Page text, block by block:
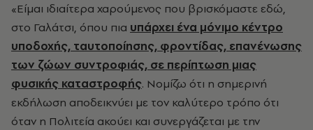
«Είμαι ιδιαίτερα χαρούμενος που βρισκόμαστε εδώ,
στο Γαλάτσι, όπου πια υπάρχει ένα μόνιμο κέντρο
υποδοχής, ταυτοποίησης, φροντίδας, επανένωσης
των ζώων συντροφιάς, σε περίπτωση μιας
φυσικής καταστροφής. Νομίζω ότι η σημερινή
εκδήλωση αποδεικνύει με τον καλύτερο τρόπο ότι
όταν η Πολιτεία ακούει και συνεργάζεται με την